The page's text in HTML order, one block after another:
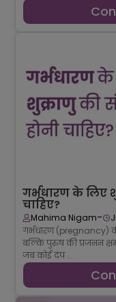
गर्भधारण के लिए
चाहिए?
Mahima Nigam-
गर्भधारण (pregnancy)
बल्कि पुरुष की प्रजनन
जब कोई दंप ...